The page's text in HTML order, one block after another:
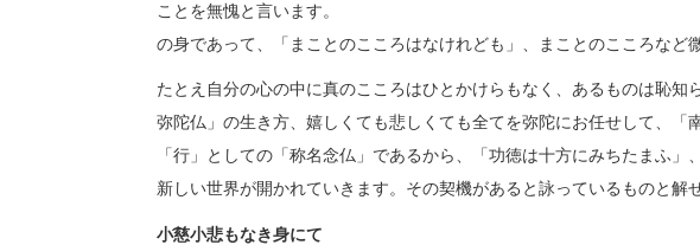
ことを無愧と言います。 「無慙
の身であって、「まことのこころはなけれども」、まことのこころなど
たとえ自分の心の中に真のこころはひとかけらもなく、あるものは恥
弥陀仏」の生き方、嬉しくても悲しくても全てを弥陀にお任せして、
「行」としての「称名念仏」であるから、「功徳は十方にみちたまふ」
新しい世界が開かれていきます。その契機があると詠っているものと解
小慈小悲